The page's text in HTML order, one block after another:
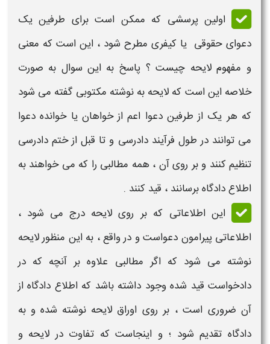
اولین پرسشی که ممکن است برای طرفین یک
دعوای حقوقی یا کیفری مطرح شود ، این است که معنی
و مفهوم لایحه چیست ؟ پاسخ به این سوال به صورت
خلاصه این است که لایحه به نوشته مکتوبی گفته می شود
که هر یک از طرفین دعوا اعم از خواهان یا خوانده دعوا
می توانند در طول فرآیند دادرسی و تا قبل از ختم دادرسی
تنظیم کنند و بر روی آن ، همه مطالبی را که می خواهند به
اطلاع دادگاه برسانند ، قید کنند .
این اطلاعاتی که بر روی لایحه درج می شود ،
اطلاعاتی پیرامون دعواست و در واقع ، به این منظورلایحه
نوشته می شود که اگر مطالبی علاوه بر آنچه که در
دادخواست قید شده وجود داشته باشد که اطلاع دادگاه از
آن ضروری است ، بر روی اوراق لایحه نوشته شده و به
دادگاه تقدیم شود ؛ و اینجاست که تفاوت در لایحه و